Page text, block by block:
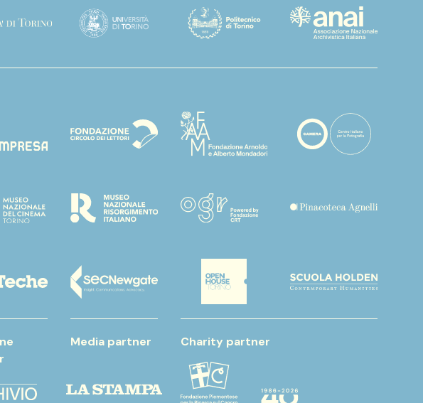
Media partner Charity partner